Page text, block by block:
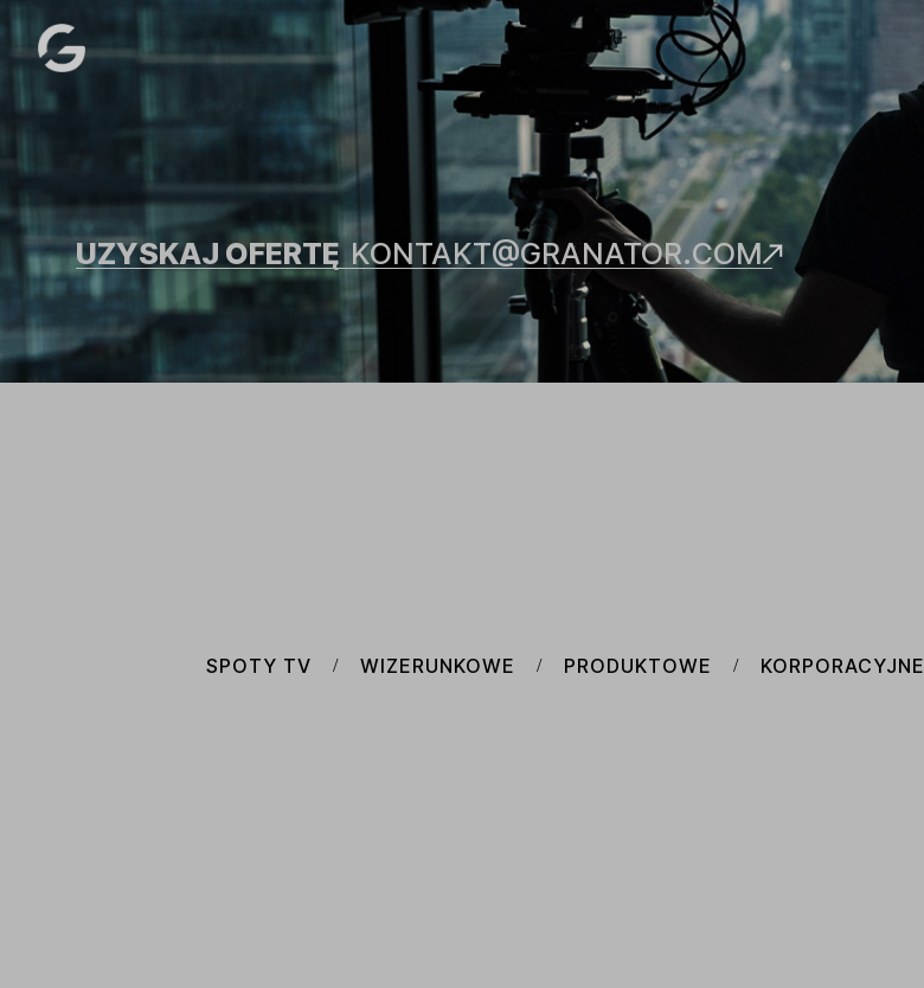
UZYSKAJ OFERTĘ KONTAKT@GRANATOR.COM
SPOTY TV / WIZERUNKOWE / PRODUKTOWE / KORPORACYJNE